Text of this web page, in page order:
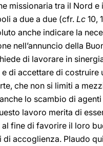
missionaria tra il Nord e
a due a due (cfr.Lc 10,
anche indicare la
nell’annuncio della
di lavorare in
e di accettare di costruire
che non si limiti a
lo scambio di
lavoro merita di
fine di favorire il loro
di accoglienza. Plaudo